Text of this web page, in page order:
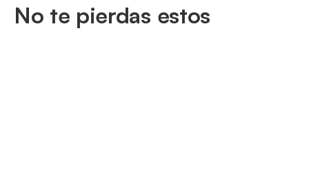
No te pierdas estos